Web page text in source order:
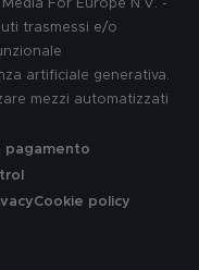
For Europe N.V. -
trasmessi e/o
artificiale generativa.
mezzi automatizzati
pagamento
Cookie policy